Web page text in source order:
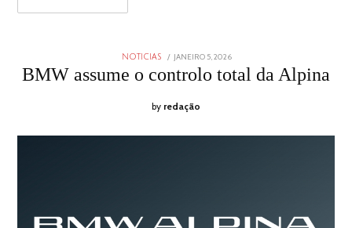
NOTICIAS
POSTED
ON
JANEIRO 5, 2026
5,
2026
BMW assume o controlo total da Alpina
by redação